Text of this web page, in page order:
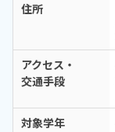
住所
アクセス・
交通手段
対象学年